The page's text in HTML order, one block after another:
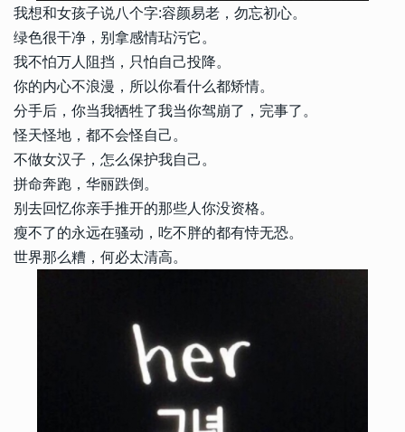
我想和女孩子说八个字:容颜易老，勿忘初心。
绿色很干净，别拿感情玷污它。
我不怕万人阻挡，只怕自己投降。
你的内心不浪漫，所以你看什么都矫情。
分手后，你当我牺牲了我当你驾崩了，完事了。
怪天怪地，都不会怪自己。
不做女汉子，怎么保护我自己。
拼命奔跑，华丽跌倒。
别去回忆你亲手推开的那些人你没资格。
瘦不了的永远在骚动，吃不胖的都有恃无恐。
世界那么糟，何必太清高。